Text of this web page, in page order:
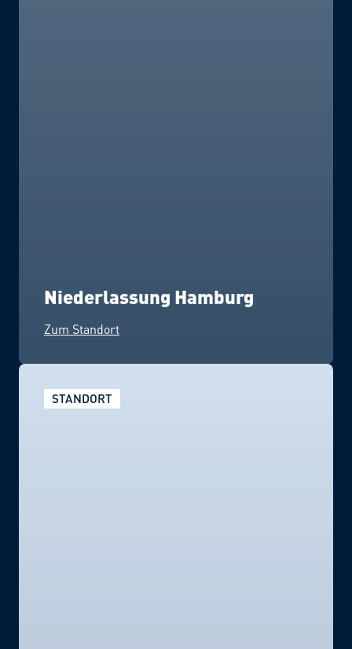
Niederlassung Hamburg
Zum Standort
STANDORT